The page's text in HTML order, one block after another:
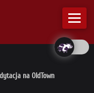
na OldTown